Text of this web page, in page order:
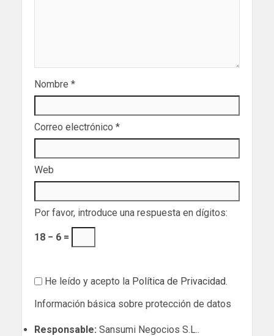
Nombre *
Correo electrónico *
Web
Por favor, introduce una respuesta en dígitos:
18 − 6 =
He leído y acepto la Política de Privacidad.
Información básica sobre protección de datos
Responsable: Sansumi Negocios S.L..